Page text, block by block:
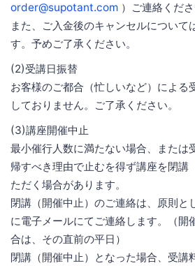
order@supotant.com ）ご連絡くださ
また、ご入金後のキャンセルについて
す。予めご了承ください。
(2)受講日振替
お客様のご都合（忙しいなど）による
しておりません。ご了承ください。
(3)講座開催中止
最小催行人数に満たない場合、または
帰すべき理由で止むを得ず講座を閉講
ただく場合があります。
閉講（開催中止）のご連絡は、原則と
に電子メールにてご連絡します。（開
合は、その直前の平日）
閉講（開催中止）となった場合、受講